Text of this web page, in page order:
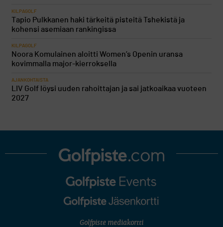
KILPAGOLF
Tapio Pulkkanen haki tärkeitä pisteitä Tshekistä ja
kohensi asemiaan rankingissa
KILPAGOLF
Noora Komulainen aloitti Women’s Openin uransa
kovimmalla major-kierroksella
AJANKOHTAISTA
LIV Golf löysi uuden rahoittajan ja sai jatkoaikaa vuoteen
2027
Golfpiste mediakortti